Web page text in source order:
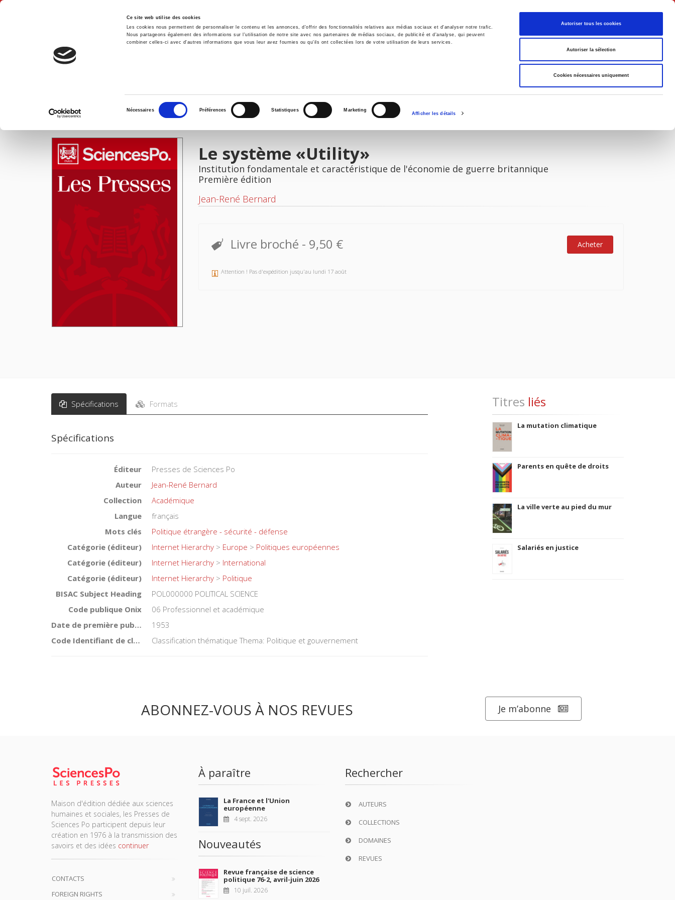
Ce site web utilise des cookies
Les cookies nous permettent de personnaliser le contenu et les annonces, d'offrir des fonctionnalités relatives aux médias sociaux et d'analyser notre trafic.
Nous partageons également des informations sur l'utilisation de notre site avec nos partenaires de médias sociaux, de publicité et d'analyse, qui peuvent
combiner celles-ci avec d'autres informations que vous leur avez fournies ou qu'ils ont collectées lors de votre utilisation de leurs services.
consentement
Nécessaires Préférences Statistiques Marketing
Afficher les détails
Autoriser tous les cookies
Autoriser la sélection
Cookies nécessaires uniquement
Français
Accueil Environnement Histoire International
IMAGES
Le système «Utility»
Institution fondamentale et caractéristique de l'économie de guerre britannique
Première édition
Jean-René Bernard
Livre broché - 9,50 € Acheter
Attention ! Pas d'expédition jusqu'au lundi 17 août
Spécifications Formats
Spécifications
Éditeur
Presses de Sciences Po
Auteur
Jean-René Bernard
Collection
Académique
Langue
français
Mots clés
Politique étrangère - sécurité - défense
Catégorie (éditeur)
Internet Hierarchy > Europe > Politiques européennes
Catégorie (éditeur)
Internet Hierarchy > International
Catégorie (éditeur)
Internet Hierarchy > Politique
BISAC Subject Heading
POL000000 POLITICAL SCIENCE
Code publique Onix
06 Professionnel et académique
Date de première publication du titre
1953
Code Identifiant de classement sujet
Classification thématique Thema: Politique et gouvernement
Titres liés
La mutation climatique
Parents en quête de droits
La ville verte au pied du mur
Salariés en justice
ABONNEZ-VOUS À NOS REVUES Je m’abonne
Maison d'édition dédiée aux sciences
humaines et sociales, les Presses de
Sciences Po participent depuis leur
création en 1976 à la transmission des
savoirs et des idées continuer
CONTACTS
FOREIGN RIGHTS
À paraître
La France et l'Union
européenne
4 sept. 2026
Nouveautés
Revue française de science
politique 76-2, avril-juin 2026
10 juil. 2026
Rechercher
AUTEURS
COLLECTIONS
DOMAINES
REVUES